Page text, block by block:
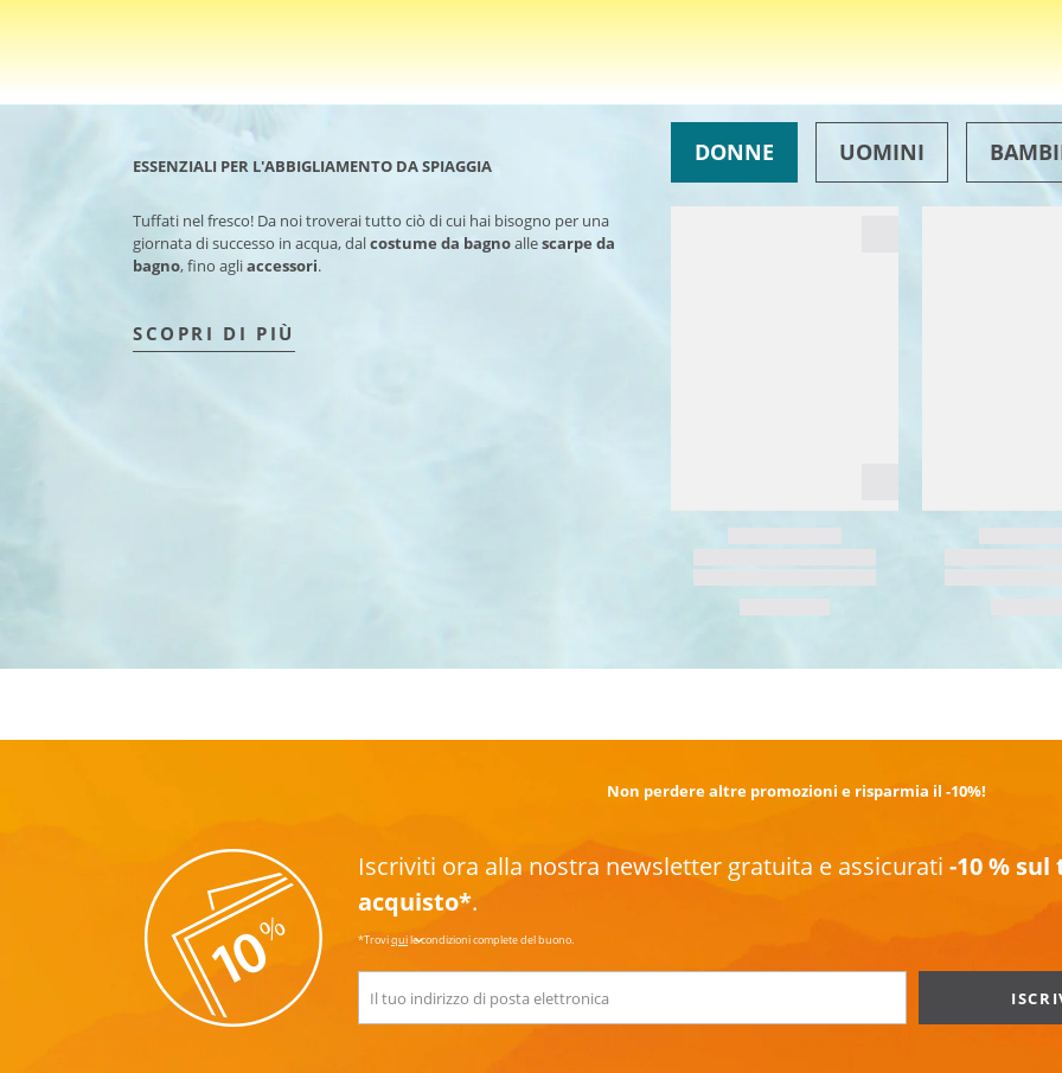
ESSENZIALI PER L'ABBIGLIAMENTO DA SPIAGGIA
Tuffati nel fresco! Da noi troverai tutto ciò di cui hai bisogno per una
giornata di successo in acqua, dalcostume da bagnoallescarpe da
bagno, fino agliaccessori.
SCOPRI DI PIÙ
DONNE UOMINI
Non perdere altre promozioni e risparmia il -10%!
Iscriviti ora alla nostra newsletter gratuita e assicurati -10 % sul
acquisto*.
*Troviquile condizioni complete del buono.